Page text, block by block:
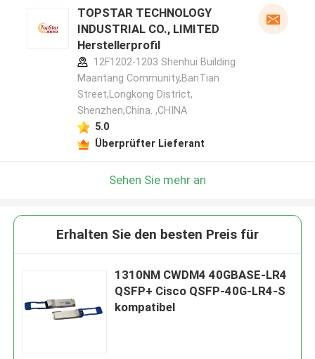
TOPSTAR TECHNOLOGY
INDUSTRIAL CO., LIMITED
Herstellerprofil
12F1202-1203 Shenhui Building
Maantang Community,BanTian
Street,Longkong District,
Shenzhen,China. ,CHINA
5.0
Überprüfter Lieferant
Sehen Sie mehr an
Erhalten Sie den besten Preis für
1310NM CWDM4 40GBASE-LR4
QSFP+ Cisco QSFP-40G-LR4-S
kompatibel